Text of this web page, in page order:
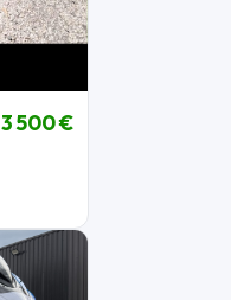
3 500 €